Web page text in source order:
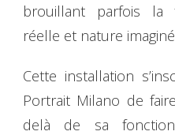
brouillant parfois la
réelle et nature
Cette installation
Portrait Milano de
delà de sa fonction